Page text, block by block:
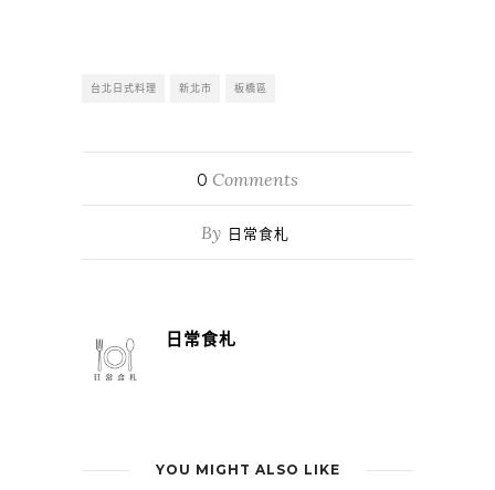
台北日式料理 新北市 板橋區
0 Comments
By 日常食札
日常食札
YOU MIGHT ALSO LIKE